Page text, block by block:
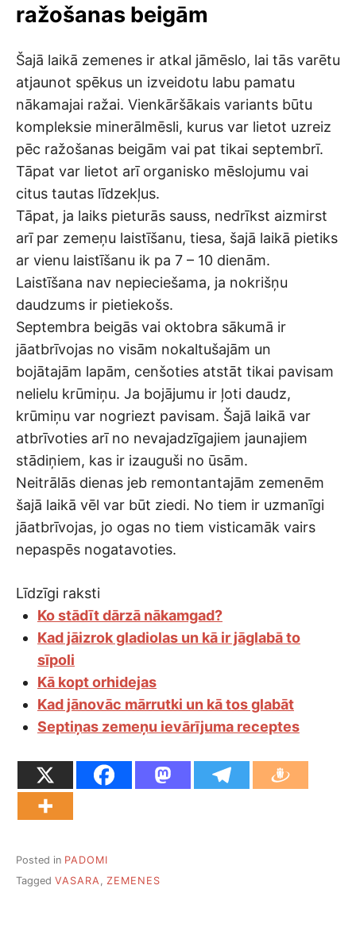
ražošanas beigām
Šajā laikā zemenes ir atkal jāmēslo, lai tās varētu
atjaunot spēkus un izveidotu labu pamatu
nākamajai ražai. Vienkāršākais variants būtu
kompleksie minerālmēsli, kurus var lietot uzreiz
pēc ražošanas beigām vai pat tikai septembrī.
Tāpat var lietot arī organisko mēslojumu vai
citus tautas līdzekļus.
Tāpat, ja laiks pieturās sauss, nedrīkst aizmirst
arī par zemeņu laistīšanu, tiesa, šajā laikā pietiks
ar vienu laistīšanu ik pa 7 – 10 dienām.
Laistīšana nav nepieciešama, ja nokrišņu
daudzums ir pietiekošs.
Septembra beigās vai oktobra sākumā ir
jāatbrīvojas no visām nokaltušajām un
bojātajām lapām, cenšoties atstāt tikai pavisam
nelielu krūmiņu. Ja bojājumu ir ļoti daudz,
krūmiņu var nogriezt pavisam. Šajā laikā var
atbrīvoties arī no nevajadzīgajiem jaunajiem
stādiņiem, kas ir izauguši no ūsām.
Neitrālās dienas jeb remontantajām zemenēm
šajā laikā vēl var būt ziedi. No tiem ir uzmanīgi
jāatbrīvojas, jo ogas no tiem visticamāk vairs
nepaspēs nogatavoties.
Līdzīgi raksti
Ko stādīt dārzā nākamgad?
Kad jāizrok gladiolas un kā ir jāglabā to
sīpoli
Kā kopt orhidejas
Kad jānovāc mārrutki un kā tos glabāt
Septiņas zemeņu ievārījuma receptes
Posted in PADOMI
Tagged VASARA, ZEMENES